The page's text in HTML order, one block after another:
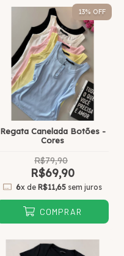
13% OFF
Regata Canelada Botões -
Cores
R$79,90
R$69,90
6x de R$11,65sem juros
COMPRAR